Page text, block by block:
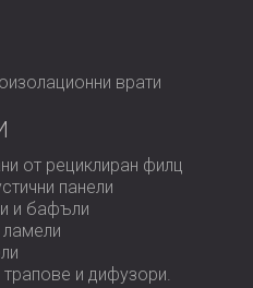
обстановка отговаря
стая вече е готова да
която подпомага
учене.
персонализирани
учебни центрове и
с нашия екип, за да
врати
от рециклиран филц
панели
и бафъли
и дифузoри.